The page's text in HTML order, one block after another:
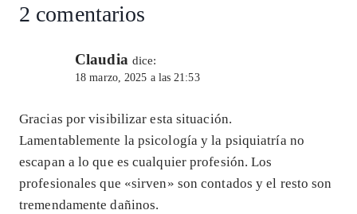
2 comentarios
Claudia dice:
18 marzo, 2025 a las 21:53
Gracias por visibilizar esta situación.
Lamentablemente la psicología y la psiquiatría no
escapan a lo que es cualquier profesión. Los
profesionales que «sirven» son contados y el resto son
tremendamente dañinos.